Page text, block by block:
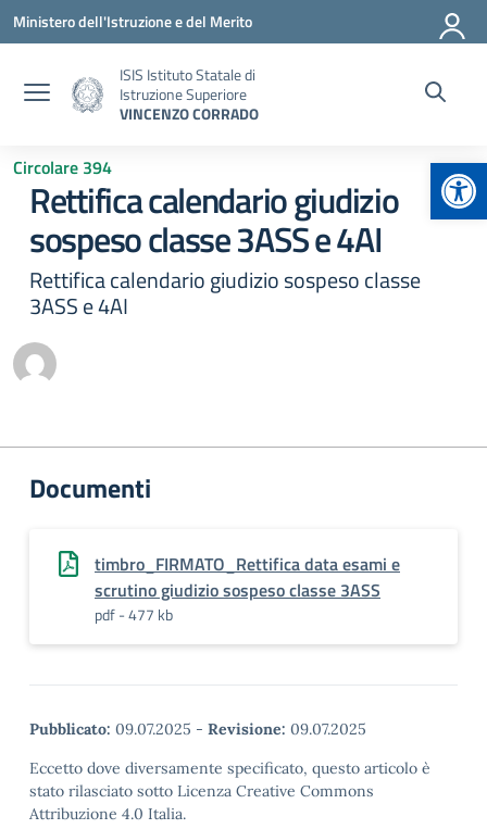
Vai ai contenuti
Vai al menu di navigazione
Vai al footer
Ministero dell'Istruzione e del Merito
ISIS Istituto Statale di
Istruzione Superiore
VINCENZO CORRADO
Circolare 394
Rettifica calendario giudizio
sospeso classe 3ASS e 4AI
Rettifica calendario giudizio sospeso classe
3ASS e 4AI
Documenti
timbro_FIRMATO_Rettifica data esami e
scrutino giudizio sospeso classe 3ASS
pdf - 477 kb
Pubblicato: 09.07.2025 - Revisione: 09.07.2025
Eccetto dove diversamente specificato, questo articolo è
stato rilasciato sotto Licenza Creative Commons
Attribuzione 4.0 Italia.